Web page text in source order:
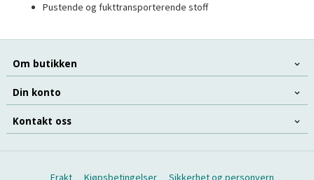
Pustende og fukttransporterende stoff
Om butikken
Din konto
Kontakt oss
Frakt Kjøpsbetingelser Sikkerhet og personvern